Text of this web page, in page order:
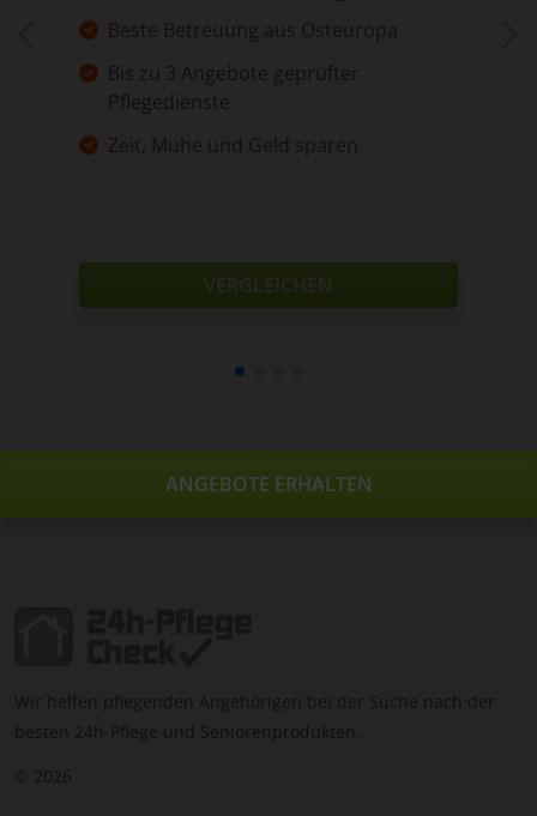
Beste Betreuung aus Osteuropa
Bis zu 3 Angebote geprüfter
Pflegedienste
Zeit, Mühe und Geld sparen
VERGLEICHEN
ANGEBOTE ERHALTEN
Wir helfen pflegenden Angehörigen bei der Suche nach der
besten 24h-Pflege und Seniorenprodukten.